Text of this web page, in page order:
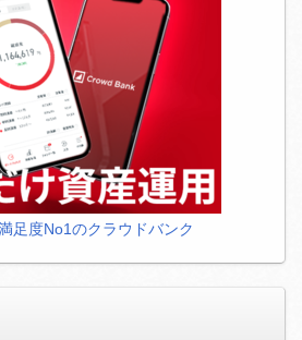
足度No1のクラウドバンク